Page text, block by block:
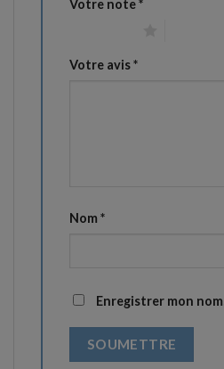
Votre note*
Votre avis*
Nom *
Enregistrer mon